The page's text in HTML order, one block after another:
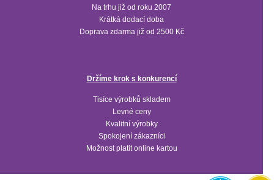
Na trhu již od roku 2007
Krátká dodací doba
Doprava zdarma již od 2500 Kč
Držíme krok s konkurencí
Tisíce výrobků skladem
Levné ceny
Kvalitní výrobky
Spokojení zákazníci
Možnost platit online kartou